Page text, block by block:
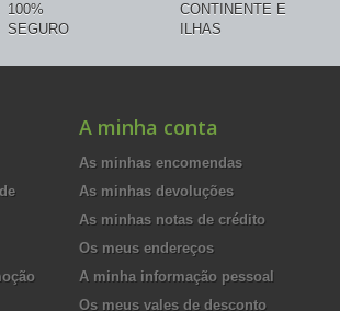
100%
SEGURO
CONTINENTE E
ILHAS
A minha conta
As minhas encomendas
As minhas devoluções
As minhas notas de crédito
Os meus endereços
A minha informação pessoal
Os meus vales de desconto